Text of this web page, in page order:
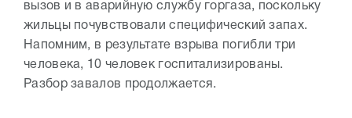
вызов и в аварийную службу горгаза, поскольку
жильцы почувствовали специфический запах.
Напомним, в результате взрыва погибли три
человека, 10 человек госпитализированы.
Разбор завалов продолжается.